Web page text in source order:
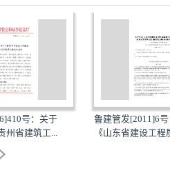
号：关于
州省建筑工...
鲁建管发[2011]6
《山东省建设工程